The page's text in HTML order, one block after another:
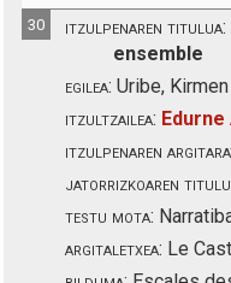
30 itzulpenaren titulua:
ensemble
egilea: Uribe, Kirmen
itzultzailea:
itzulpenaren
jatorrizkoaren
testu mota:
argitaletxea: Le